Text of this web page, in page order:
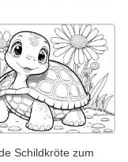
Schildkröte zum